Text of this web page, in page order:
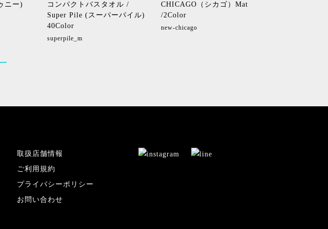
ニー)
コンパクトバスタオル /
Super Pile (スーパーパイル)
40Color
superpile_m
CHICAGO（シカゴ）Mat
/2Color
new-chicago
取扱店舗情報
ご利用規約
プライバシーポリシー
お問い合わせ